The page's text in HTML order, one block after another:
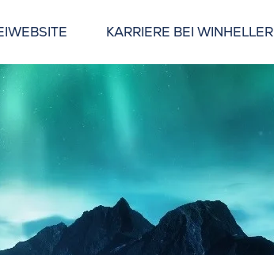
KARRIERE BEI WINHELLER